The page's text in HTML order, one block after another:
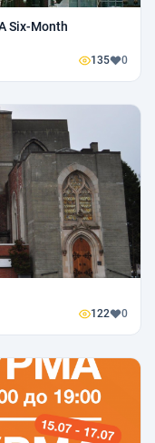
Six-Month
135 0
122 0